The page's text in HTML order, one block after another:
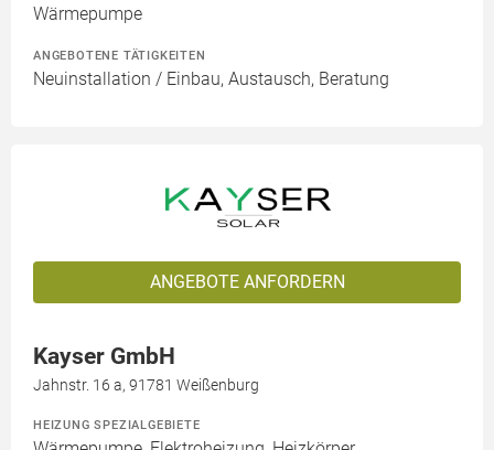
Wärmepumpe
ANGEBOTENE TÄTIGKEITEN
Neuinstallation / Einbau, Austausch, Beratung
ANGEBOTE ANFORDERN
Kayser GmbH
Jahnstr. 16 a, 91781 Weißenburg
HEIZUNG SPEZIALGEBIETE